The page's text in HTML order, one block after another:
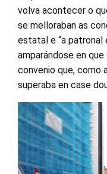
volva acontecer o
se melloraban as
estatal e “a
amparándose en
convenio que, como
superaba en case